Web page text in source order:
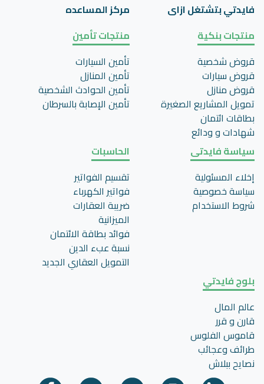
فايدتي بتشتغل ازاى
مركز المساعده
منتجات بنكية
قروض شخصية
قروض سيارات
قروض منازل
تمويل المشاريع الصغيرة
بطاقات ائتمان
شهادات و ودائع
منتجات تأمين
تأمين السيارات
تأمين المنازل
تأمين الحوادث الشخصية
تأمين اﻹصابة بالسرطان
سياسة فايدتى
إخلاء المسئولية
سياسة خصوصية
شروط الاستخدام
الحاسبات
تقسيم الفواتير
فواتير الكهرباء
ضريبة العقارات
الميزانية
فوائد بطاقة الائتمان
نسبة عبء الدين
التمويل العقاري الجديد
بلوج فايدتي
عالم المال
قارن و قرر
قاموس الفلوس
طرائف وعجائب
نصايح ببلاش